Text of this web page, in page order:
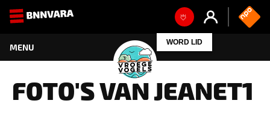
FOTO'S VAN JEANET1